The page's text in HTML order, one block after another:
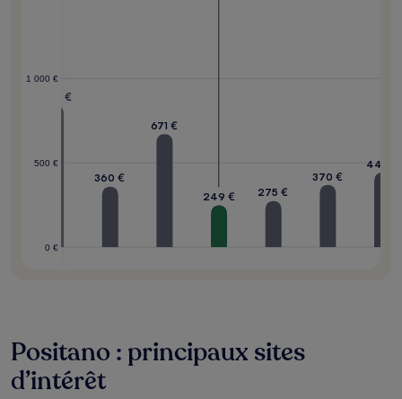
0 €
500 €
1 000 €
840 €
360 €
671 €
249 € 275 €
370 €
443 €
Positano : principaux sites
d’intérêt